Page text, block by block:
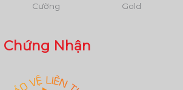
Cường
Gold
Chứng Nhận